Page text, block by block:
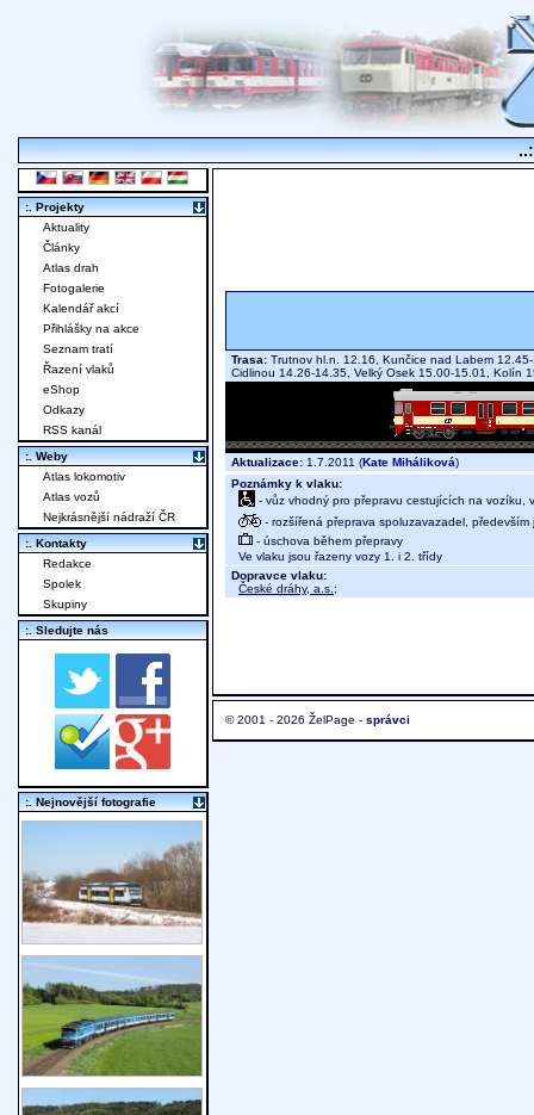
Trasa: Trutnov hl.n. 12.16, Kunčice nad Labem
Cidlinou 14.26-14.35, Velký Osek 15.00-15.01,
Aktualizace: 1.7.2011 (Kate Miháliková)
Poznámky k vlaku:
- vůz vhodný pro přepravu cestujících na vozíku,
- rozšířená přeprava spoluzavazadel, především
- úschova během přepravy
Ve vlaku jsou řazeny vozy 1. i 2. třídy
Dopravce vlaku:
České dráhy, a.s. ;
© 2001 - 2026 ŽelPage - správci
:. Projekty
Aktuality
Články
Atlas drah
Fotogalerie
Kalendář akcí
Přihlášky na akce
Seznam tratí
Řazení vlaků
eShop
Odkazy
RSS kanál
:. Weby
Atlas lokomotiv
Atlas vozů
Nejkrásnější nádraží ČR
:. Kontakty
Redakce
Spolek
Skupiny
:. Sledujte nás
:. Nejnovější fotografie